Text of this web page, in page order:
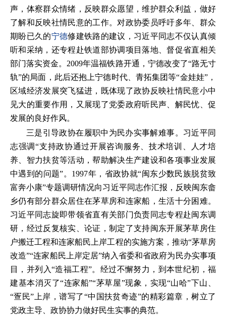
声，体察群众情绪，反映群众愿望，维护群众利益，做好
了解和反映社情民意的工作。对政协委员呼吁多年、群众
期盼已久的宁德修建铁路的建议，习近平同志不仅认真倾
听和采纳，还专程赴铁道部协调项目落地、督促省直相关
部门落实资金。2009年温福铁路开通，宁德改变了“路无寸
轨”的局面，此后还抱上宁德时代、青拓集团等“金娃娃”，
区域经济发展突飞猛进，既体现了政协反映社情民意小中
见大的重要作用，又展现了党委政府听民声、解民忧、促
发展的良好作风。
三是引导政协在履职中为民办实事解难事。习近平同
志强调“支持政协通过开展咨询服务、技术培训、人才培
养、智力扶贫等活动，帮助解决生产建设和各项事业发展
中遇到的问题”。1997年，省政协就“闽东少数民族脱贫致
富奔小康”专题调研情况向习近平同志作汇报，反映闽东畲
乡仍有部分群众居住在茅草房和连家船，生活十分困难。
习近平同志旋即带领省直有关部门负责同志专程赴闽东调
研，经过反复核实、论证，制定了支持闽东开展茅草房住
户搬迁工程和连家船民上岸工程的实施方案，推动“茅草房
改造”“连家船民上岸定居”纳入省委和省政府为民办实事项
目，并列入“造福工程”。经过不懈努力，到本世纪初，福
建基本消灭了“连家船”“茅草屋”现象，实现“山哈”下山、
“疍民”上岸，谱写了“中国扶贫奇迹”的精彩篇章，树立了
党政主导、政协协力做好民生实事的典范。